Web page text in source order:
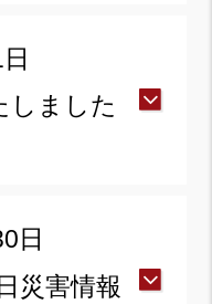
しました
日
災害情報